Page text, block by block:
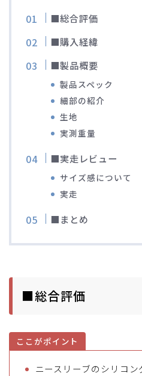
ブルべレポート2014
ブルべレポート2013
ブルべレポート2012
■総合評価
■購入経緯
■製品概要
製品スペック
細部の紹介
生地
実測重量
■実走レビュー
サイズ感について
実走
■まとめ
■総合評価
ここがポイント
ニースリーブのシリコ